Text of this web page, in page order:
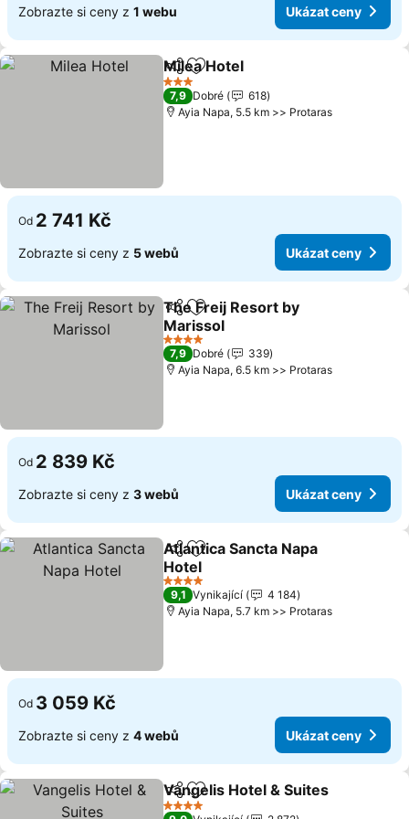
Zobrazte si ceny z 1 webu Ukázat ceny
SdíletPřidat na seznam oblíbených
Milea Hotel
3 Počet hvězdiček
7,9 Dobré
618
Ayia Napa, 5.5 km >> Protaras
Od 2 741 Kč
Zobrazte si ceny z 5 webů Ukázat ceny
SdíletPřidat na seznam oblíbených
The Freij Resort by
Marissol
Ukázat ceny
4 Počet hvězdiček
7,9 Dobré
339
Ayia Napa, 6.5 km >> Protaras
Od 2 839 Kč
Zobrazte si ceny z 3 webů Ukázat ceny
SdíletPřidat na seznam oblíbených
Atlantica Sancta Napa
Hotel
Ukázat ceny
4 Počet hvězdiček
9,1 Vynikající
4 184
Ayia Napa, 5.7 km >> Protaras
Od 3 059 Kč
Zobrazte si ceny z 4 webů Ukázat ceny
SdíletPřidat na seznam oblíbených
Vangelis Hotel & Suites
4 Počet hvězdiček